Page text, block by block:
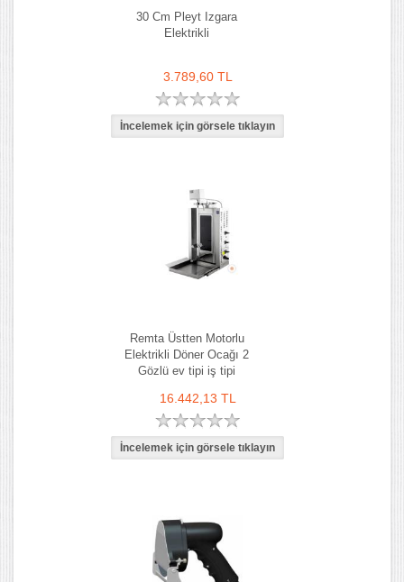
30 Cm Pleyt Izgara
Elektrikli
3.789,60 TL
Remta Üstten Motorlu
Elektrikli Döner Ocağı 2
Gözlü ev tipi iş tipi
16.442,13 TL